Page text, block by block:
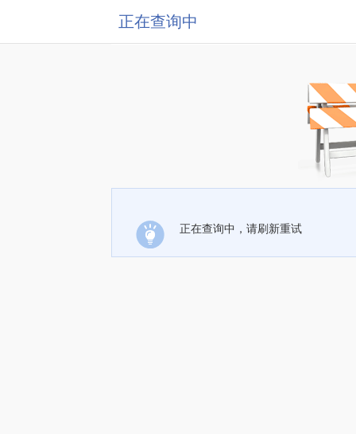
正在查询中
正在查询中，请刷新重试